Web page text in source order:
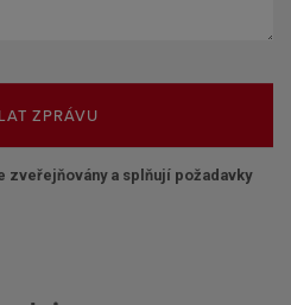
ZPRÁVU
zveřejňovány a splňují požadavky